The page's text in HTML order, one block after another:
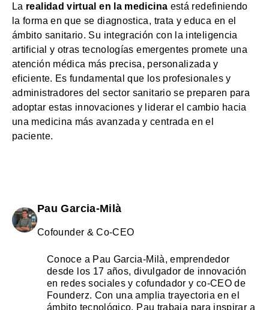
La realidad virtual en la medicina está redefiniendo
la forma en que se diagnostica, trata y educa en el
ámbito sanitario. Su integración con la inteligencia
artificial y otras tecnologías emergentes promete una
atención médica más precisa, personalizada y
eficiente. Es fundamental que los profesionales y
administradores del sector sanitario se preparen para
adoptar estas innovaciones y liderar el cambio hacia
una medicina más avanzada y centrada en el
paciente.
Pau Garcia-Milà
Cofounder & Co-CEO
Conoce a Pau Garcia-Milà, emprendedor
desde los 17 años, divulgador de innovación
en redes sociales y cofundador y co-CEO de
Founderz. Con una amplia trayectoria en el
ámbito tecnológico, Pau trabaja para inspirar a